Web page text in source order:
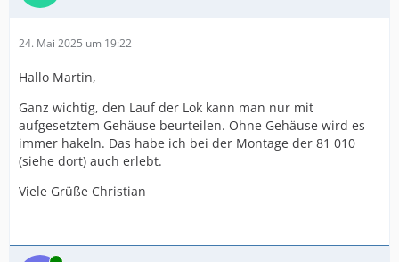
24. Mai 2025 um 19:22
Hallo Martin,
Ganz wichtig, den Lauf der Lok kann man nur mit
aufgesetztem Gehäuse beurteilen. Ohne Gehäuse wird es
immer hakeln. Das habe ich bei der Montage der 81 010
(siehe dort) auch erlebt.
Viele Grüße Christian